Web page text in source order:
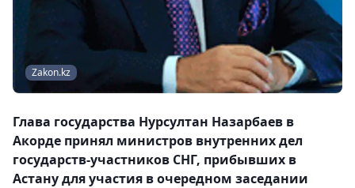
Zakon.kz
Глава государства Нурсултан Назарбаев в
Акорде принял министров внутренних дел
государств-участников СНГ, прибывших в
Астану для участия в очередном заседании